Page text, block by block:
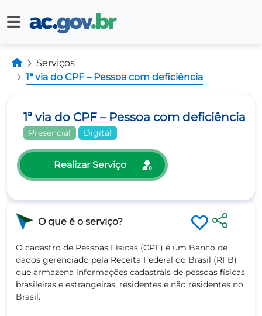
Serviços
1ª via do CPF – Pessoa com deficiência
1ª via do CPF – Pessoa com deficiência
Presencial Digital
Realizar Serviço
O que é o serviço?
O cadastro de Pessoas Físicas (CPF) é um Banco de
dados gerenciado pela Receita Federal do Brasil (RFB)
que armazena informações cadastrais de pessoas físicas
brasileiras e estrangeiras, residentes e não residentes no
Brasil.